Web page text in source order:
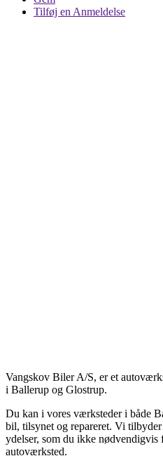
Tilføj en Anmeldelse
Vangskov Biler A/S, er et
i Ballerup og Glostrup.
Du kan i vores værksteder i både
bil, tilsynet og repareret. Vi
ydelser, som du ikke
autoværksted.